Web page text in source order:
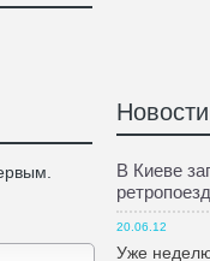
Новости
В Киеве
ретропоезд
20.06.12
Уже